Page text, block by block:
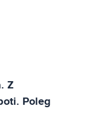
Z
Poleg